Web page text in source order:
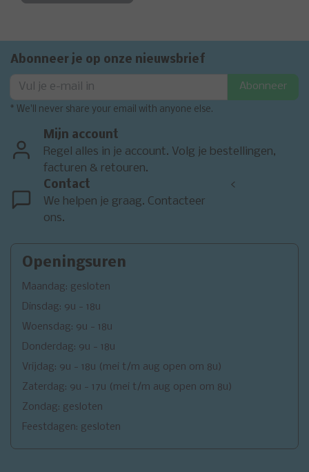
Abonneer je op onze nieuwsbrief
Abonneer
* We'll never share your email with anyone else.
Mijn account
Regel alles in je account. Volg je bestellingen,
facturen & retouren.
Contact
We helpen je graag. Contacteer
ons.
<
Openingsuren
Maandag: gesloten
Dinsdag: 9u - 18u
Woensdag: 9u - 18u
Donderdag: 9u - 18u
Vrijdag: 9u - 18u (mei t/m aug open om 8u)
Zaterdag: 9u - 17u (mei t/m aug open om 8u)
Zondag: gesloten
Feestdagen: gesloten